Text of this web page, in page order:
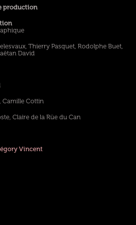
production
Thierry Pasquet, Rodolphe Buet,
David
Camille Cottin
Claire de la Rüe du Can
Vincent